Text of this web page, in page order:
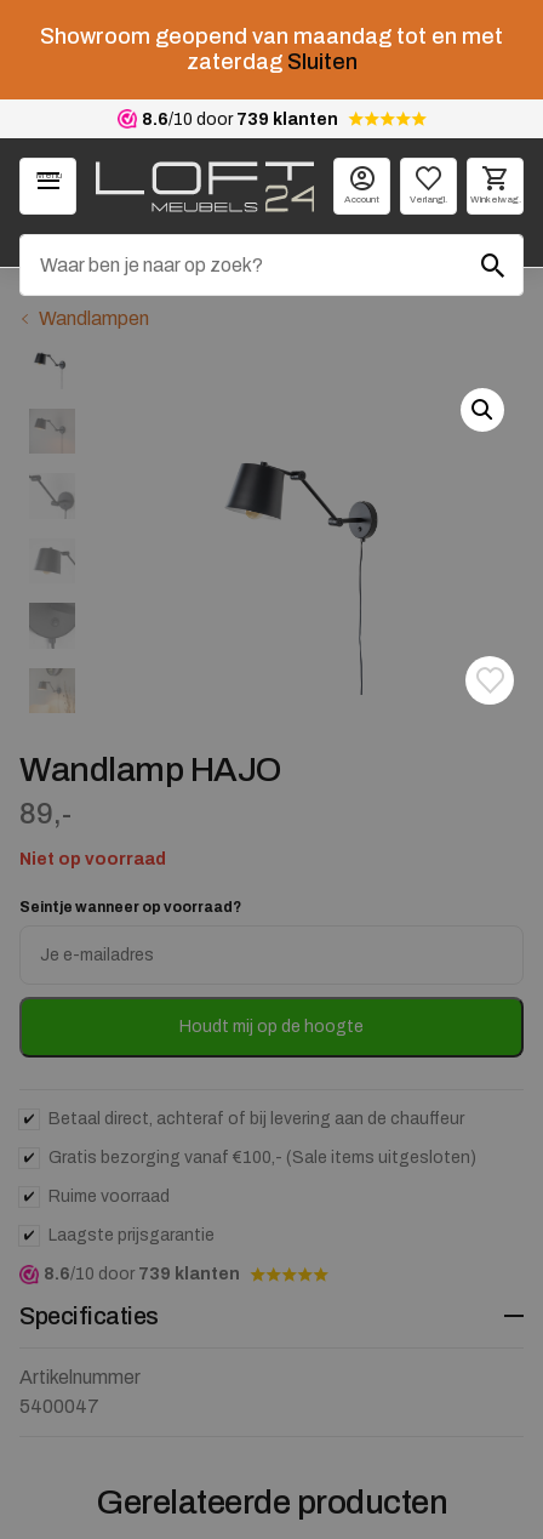
Showroom geopend van maandag tot en met
zaterdag Sluiten
8.6/10 door 739 klanten
Menu
Account Verlangl. Winkelwag.
Wandlampen
Wandlamp HAJO
89,-
Niet op voorraad
Seintje wanneer op voorraad?
your
address
join
for
product
Houdt mij op de hoogte
Betaal direct, achteraf of bij levering aan de chauffeur
Gratis bezorging vanaf €100,- (Sale items uitgesloten)
Ruime voorraad
Laagste prijsgarantie
8.6/10 door 739 klanten
Specificaties
Artikelnummer
5400047
Gerelateerde producten